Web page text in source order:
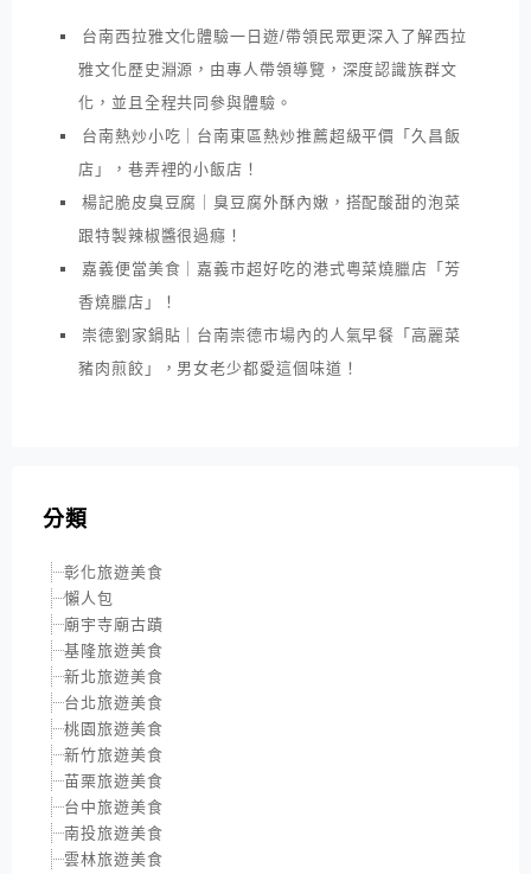
台南西拉雅文化體驗一日遊/帶領民眾更深入了解西拉
雅文化歷史淵源，由專人帶領導覽，深度認識族群文
化，並且全程共同參與體驗。
台南熱炒小吃｜台南東區熱炒推薦超級平價「久昌飯
店」，巷弄裡的小飯店！
楊記脆皮臭豆腐｜臭豆腐外酥內嫩，搭配酸甜的泡菜
跟特製辣椒醬很過癮！
嘉義便當美食｜嘉義市超好吃的港式粵菜燒臘店「芳
香燒臘店」！
崇德劉家鍋貼｜台南崇德市場內的人氣早餐「高麗菜
豬肉煎餃」，男女老少都愛這個味道！
分類
彰化旅遊美食
懶人包
廟宇寺廟古蹟
基隆旅遊美食
新北旅遊美食
台北旅遊美食
桃園旅遊美食
新竹旅遊美食
苗栗旅遊美食
台中旅遊美食
南投旅遊美食
雲林旅遊美食